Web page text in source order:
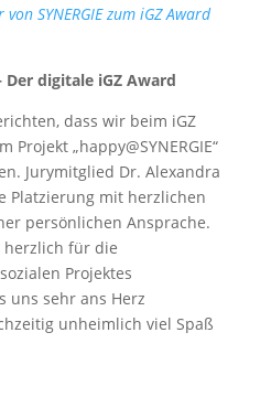
von SYNERGIE zum iGZ Award
digitale iGZ Award
dass wir beim iGZ
„happy@SYNERGIE“
Jurymitglied Dr. Alexandra
Platzierung mit herzlichen
persönlichen Ansprache.
herzlich für die
Projektes
uns sehr ans Herz
unheimlich viel Spaß